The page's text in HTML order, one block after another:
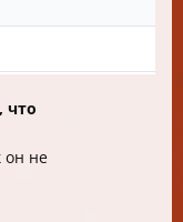
что
он не